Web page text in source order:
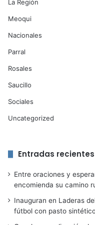
La Región
Meoqui
Nacionales
Parral
Rosales
Saucillo
Sociales
Uncategorized
Entradas recientes
Entre oraciones y
encomienda su camino
Inauguran en Laderas
fútbol con pasto